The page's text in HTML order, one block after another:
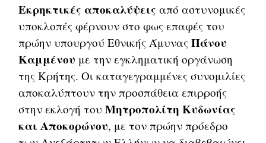
Εκρηκτικές αποκαλύψειςαπό αστυνομικές
υποκλοπές φέρνουν στο φως επαφές του
πρώην υπουργού Εθνικής ΆμυναςΠάνου
Καμμένου με την εγκληματική οργάνωση
της Κρήτης. Οι καταγεγραμμένες συνομιλίες
αποκαλύπτουν την προσπάθεια επιρροής
στην εκλογή τουΜητροπολίτη Κυδωνίας
και Αποκορώνου, με τον πρώην πρόεδρο